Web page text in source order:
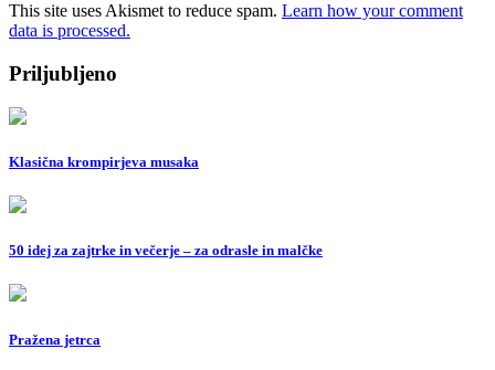
This site uses Akismet to reduce spam. Learn how your comment
data is processed.
Priljubljeno
Klasična krompirjeva musaka
50 idej za zajtrke in večerje – za odrasle in malčke
Pražena jetrca